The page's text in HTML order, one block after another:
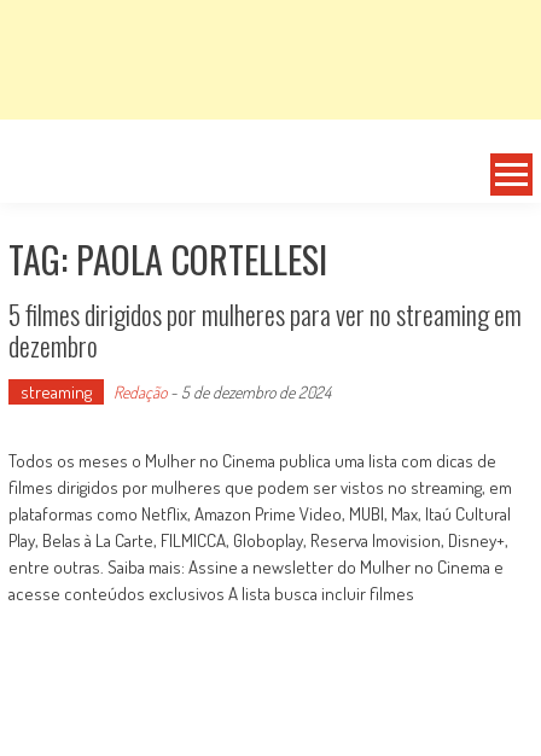
TAG: PAOLA CORTELLESI
5 filmes dirigidos por mulheres para ver no streaming em
dezembro
streaming Redação- 5 de dezembro de 2024
Todos os meses o Mulher no Cinema publica uma lista com dicas de
filmes dirigidos por mulheres que podem ser vistos no streaming, em
plataformas como Netflix, Amazon Prime Video, MUBI, Max, Itaú Cultural
Play, Belas à La Carte, FILMICCA, Globoplay, Reserva Imovision, Disney+,
entre outras. Saiba mais: Assine a newsletter do Mulher no Cinema e
acesse conteúdos exclusivos A lista busca incluir filmes